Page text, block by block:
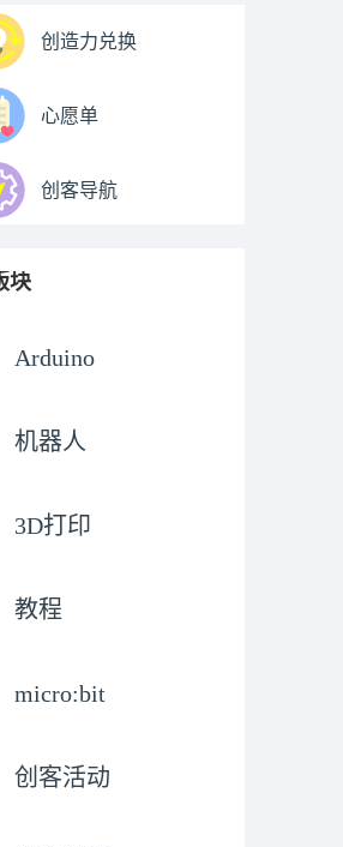
创造力兑换
心愿单
创客导航
块
Arduino
机器人
3D打印
教程
micro:bit
创客活动